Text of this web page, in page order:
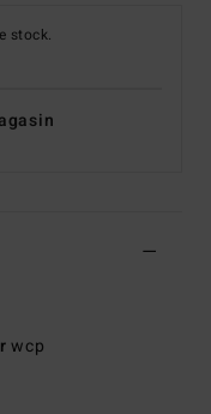
stock.
wcp